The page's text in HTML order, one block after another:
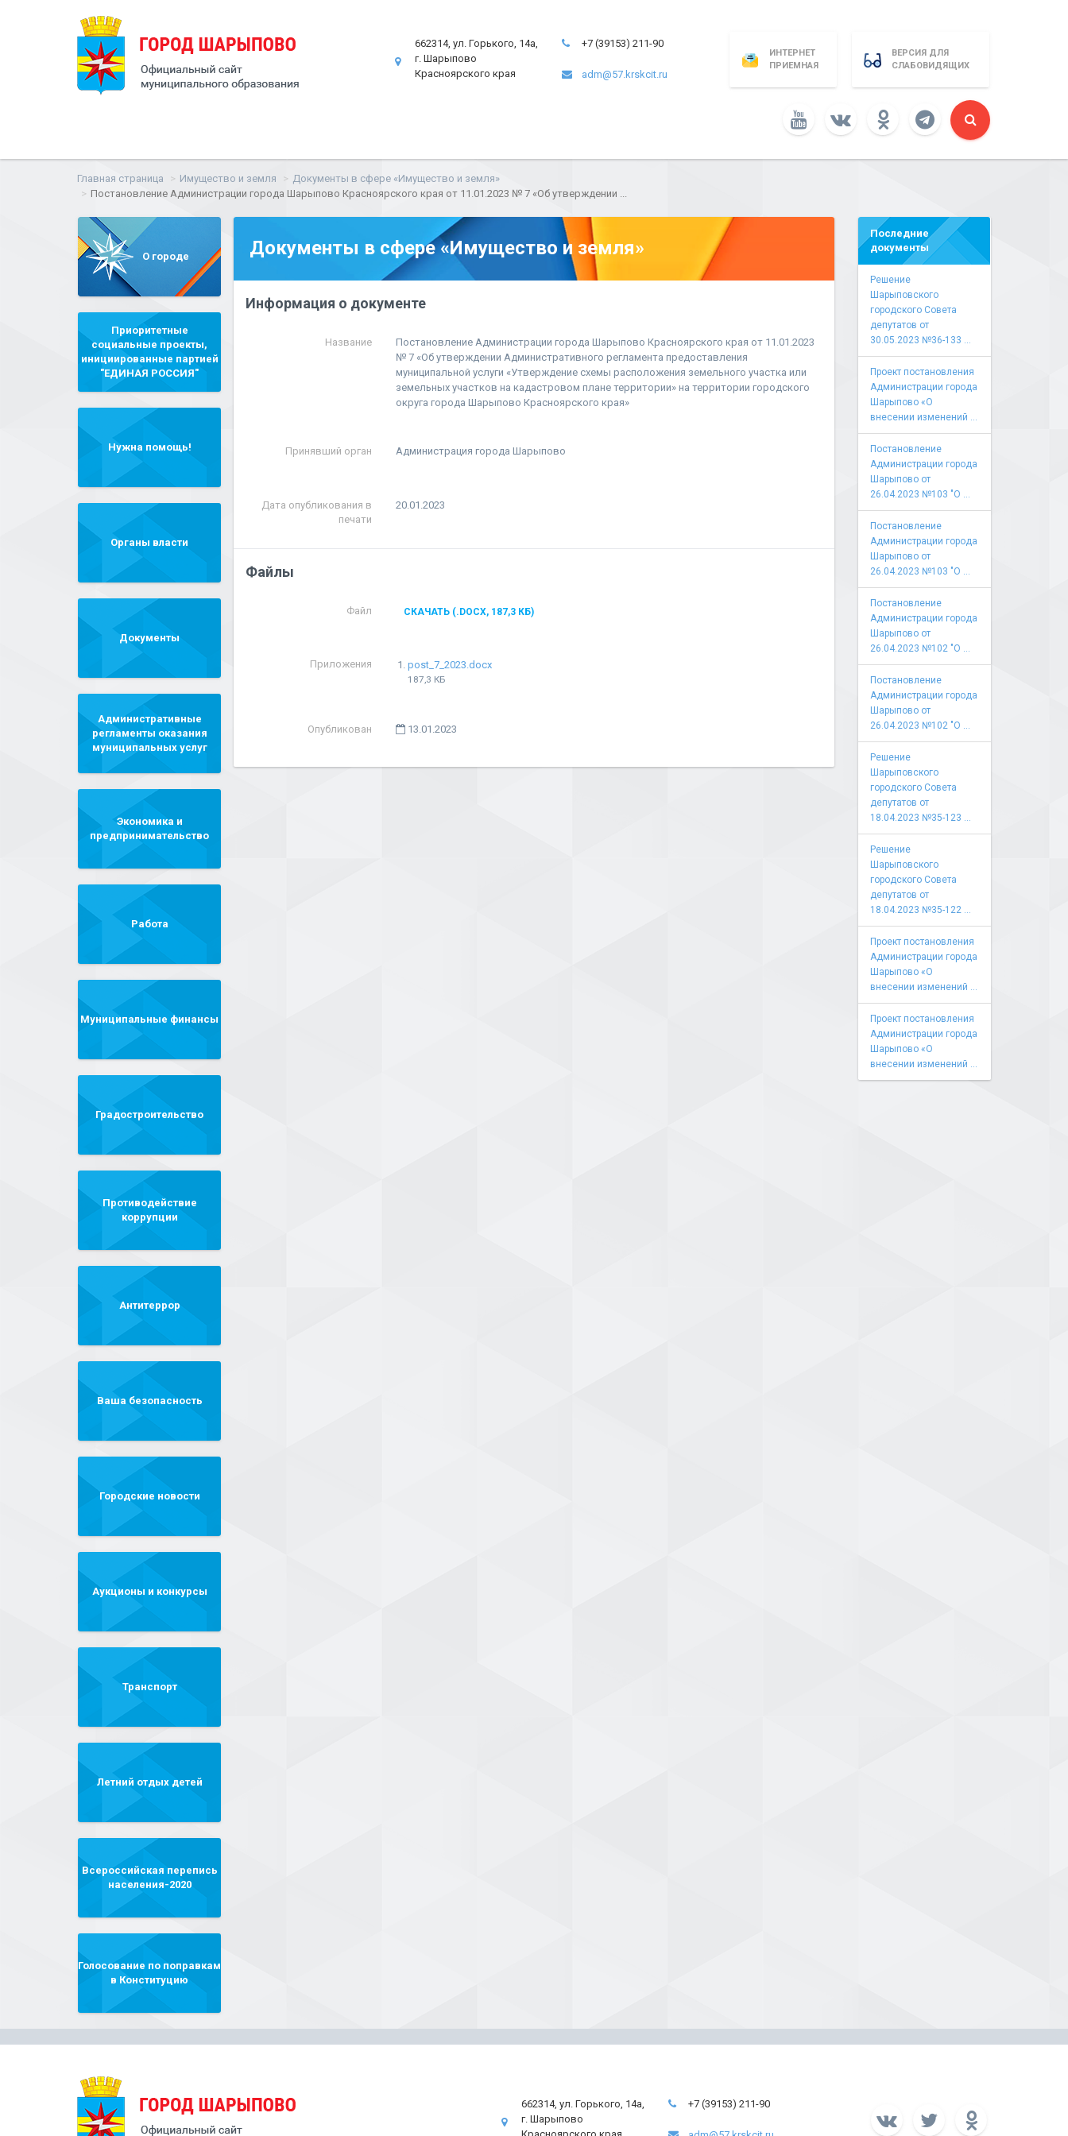
662314, ул. Горького, 14а,
г. Шарыпово
Красноярского края
+7 (39153) 211-90
adm@57.krskcit.ru
ИНТЕРНЕТ
ПРИЕМНАЯ
ВЕРСИЯ ДЛЯ
СЛАБОВИДЯЩИХ
Главная страница Имущество и земля
Документы в сфере «Имущество и земля»
Постановление Администрации города Шарыпово Красноярского края от 11.01.2023 № 7 «Об утверждении ...
О городе
Приоритетные
социальные проекты,
инициированные партией
"ЕДИНАЯ РОССИЯ"
Нужна помощь!
Органы власти
Документы
Административные
регламенты оказания
муниципальных услуг
Экономика и
предпринимательство
Работа
Муниципальные финансы
Градостроительство
Противодействие
коррупции
Антитеррор
Ваша безопасность
Городские новости
Аукционы и конкурсы
Транспорт
Летний отдых детей
Всероссийская перепись
населения-2020
Голосование по поправкам
в Конституцию
Документы в сфере «Имущество и земля»
Информация о документе
Название
Постановление Администрации города Шарыпово Красноярского края от 11.01.2023
№ 7 «Об утверждении Административного регламента предоставления
муниципальной услуги «Утверждение схемы расположения земельного участка или
земельных участков на кадастровом плане территории» на территории городского
округа города Шарыпово Красноярского края»
Принявший орган Администрация города Шарыпово
Дата опубликования в
печати
20.01.2023
Файлы
Файл СКАЧАТЬ (.DOCX, 187,3 КБ)
Приложения post_7_2023.docx
187,3 КБ
Опубликован 13.01.2023
Последние
документы
Решение
Шарыповского
городского Совета
депутатов от
30.05.2023 №36-133 ...
Проект постановления
Администрации города
Шарыпово «О
внесении изменений ...
Постановление
Администрации города
Шарыпово от
26.04.2023 №103 "О ...
Постановление
Администрации города
Шарыпово от
26.04.2023 №103 "О ...
Постановление
Администрации города
Шарыпово от
26.04.2023 №102 "О ...
Постановление
Администрации города
Шарыпово от
26.04.2023 №102 "О ...
Решение
Шарыповского
городского Совета
депутатов от
18.04.2023 №35-123 ...
Решение
Шарыповского
городского Совета
депутатов от
18.04.2023 №35-122 ...
Проект постановления
Администрации города
Шарыпово «О
внесении изменений ...
Проект постановления
Администрации города
Шарыпово «О
внесении изменений ...
662314, ул. Горького, 14а,
г. Шарыпово
+7 (39153) 211-90